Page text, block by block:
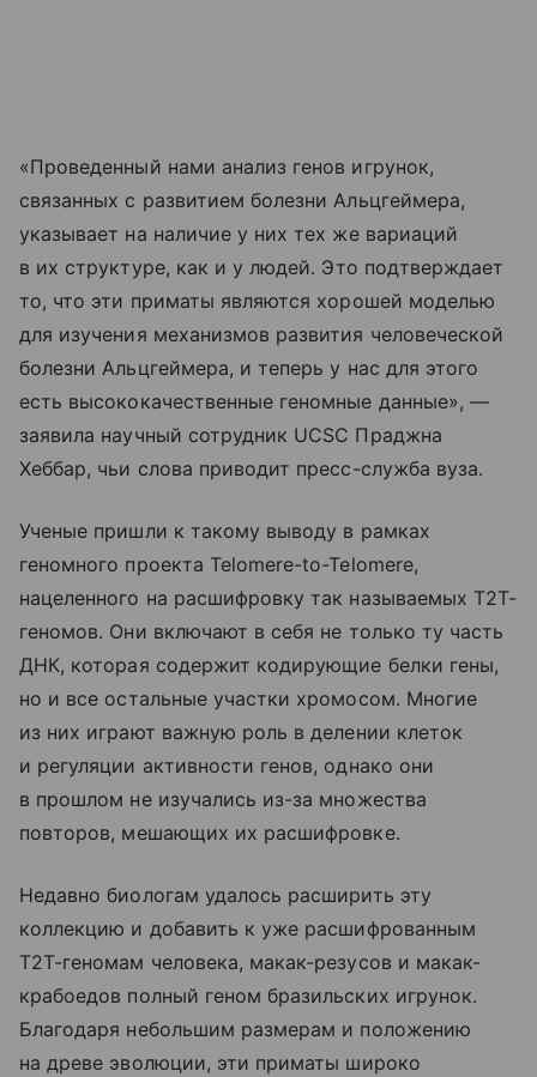
«Проведенный нами анализ генов игрунок,
связанных с развитием болезни Альцгеймера,
указывает на наличие у них тех же вариаций
в их структуре, как и у людей. Это подтверждает
то, что эти приматы являются хорошей моделью
для изучения механизмов развития человеческой
болезни Альцгеймера, и теперь у нас для этого
есть высококачественные геномные данные», —
заявила научный сотрудник UCSC Праджна
Хеббар, чьи слова приводит пресс-служба вуза.
Ученые пришли к такому выводу в рамках
геномного проекта Telomere-to-Telomere,
нацеленного на расшифровку так называемых Т2Т-
геномов. Они включают в себя не только ту часть
ДНК, которая содержит кодирующие белки гены,
но и все остальные участки хромосом. Многие
из них играют важную роль в делении клеток
и регуляции активности генов, однако они
в прошлом не изучались из-за множества
повторов, мешающих их расшифровке.
Недавно биологам удалось расширить эту
коллекцию и добавить к уже расшифрованным
Т2Т-геномам человека, макак-резусов и макак-
крабоедов полный геном бразильских игрунок.
Благодаря небольшим размерам и положению
на древе эволюции, эти приматы широко